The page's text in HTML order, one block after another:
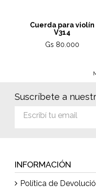
Cuerda para violín
V314
Gs 80.000
Suscríbete a
INFORMACIÓN
Política de